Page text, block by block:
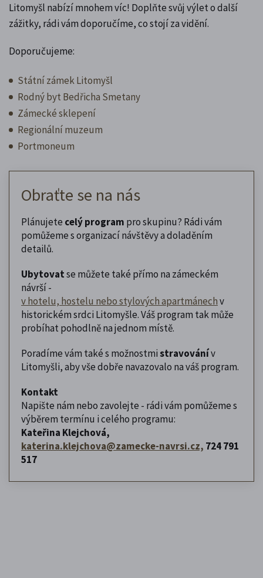
Litomyšl nabízí mnohem víc! Doplňte svůj výlet o další
zážitky, rádi vám doporučíme, co stojí za vidění.
Doporučujeme:
Státní zámek Litomyšl
Rodný byt Bedřicha Smetany
Zámecké sklepení
Regionální muzeum
Portmoneum
Obraťte se na nás
Plánujete celý program pro skupinu? Rádi vám
pomůžeme s organizací návštěvy a doladěním
detailů.
Ubytovatse můžete také přímo na zámeckém
návrší -
v hotelu, hostelu nebo stylových apartmánechv
historickém srdci Litomyšle. Váš program tak může
probíhat pohodlně na jednom místě.
Poradíme vám také s možnostmistravovánív
Litomyšli, aby vše dobře navazovalo na váš program.
Kontakt
Napište nám nebo zavolejte - rádi vám pomůžeme s
výběrem termínu i celého programu:
Kateřina Klejchová,
katerina.klejchova@zamecke-navrsi.cz, 724 791
517